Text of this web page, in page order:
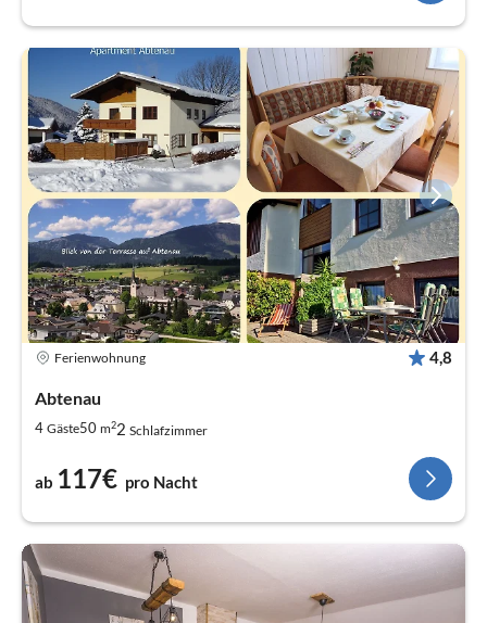
Ferienwohnung 4,8
Abtenau
4 Gäste50 m22 Schlafzimmer
ab 117€ pro Nacht